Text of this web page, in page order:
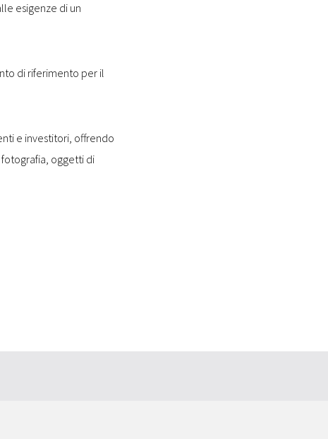
esigenze di un
di riferimento per il
e investitori, offrendo
fotografia, oggetti di